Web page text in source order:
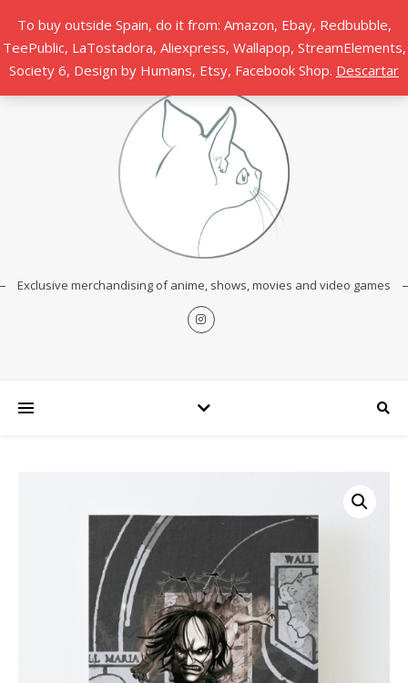
To buy outside Spain, do it from: Amazon, Ebay, Redbubble,
TeePublic, LaTostadora, Aliexpress, Wallapop, StreamElements,
Society 6, Design by Humans, Etsy, Facebook Shop. Descartar
Exclusive merchandising of anime, shows, movies and video games